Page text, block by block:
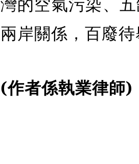
兩岸關係，百廢
(作者係執業律師)